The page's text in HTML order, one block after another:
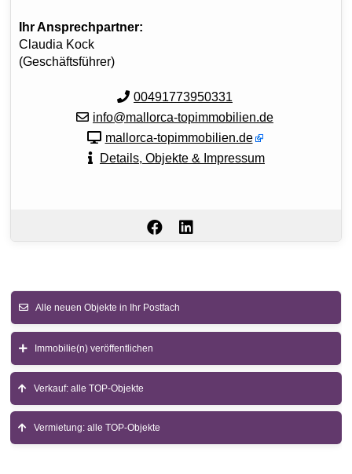
Ihr Ansprechpartner:
Claudia Kock
(Geschäftsführer)
00491773950331
info@mallorca-topimmobilien.de
mallorca-topimmobilien.de
Details, Objekte & Impressum
Alle neuen Objekte in Ihr Postfach
Immobilie(n) veröffentlichen
Verkauf: alle TOP-Objekte
Vermietung: alle TOP-Objekte